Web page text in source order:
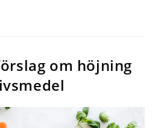
om höjning